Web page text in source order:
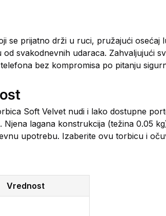
se prijatno drži u ruci, pružajući osećaj
svakodnevnih udaraca. Zahvaljujući
bez kompromisa po pitanju
Soft Velvet nudi i lako dostupne
lagana konstrukcija (težina 0.05
upotrebu. Izaberite ovu torbicu i
Vrednost